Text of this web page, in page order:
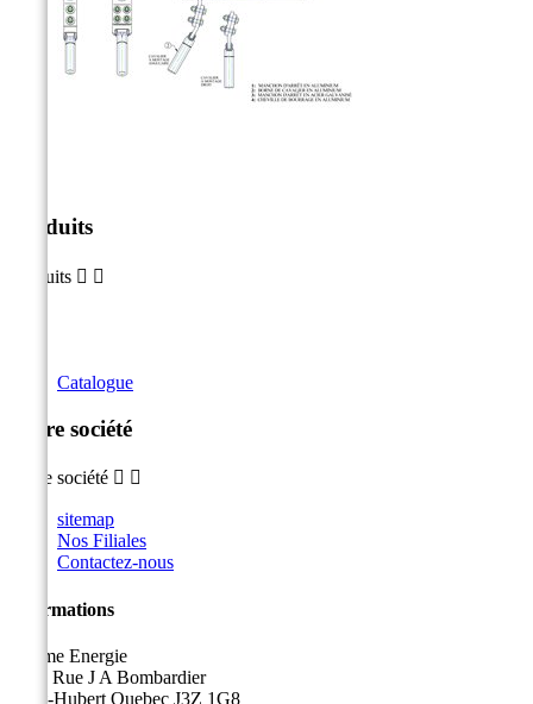
Produits
Produits  
Catalogue
Notre société
Notre société  
sitemap
Nos Filiales
Contactez-nous
Informations
Sicame Energie
5400 Rue J A Bombardier
Saint-Hubert Quebec J3Z 1G8